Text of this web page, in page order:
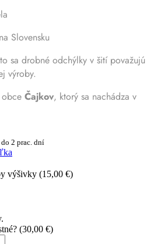
Slovensku
sa drobné odchýlky v šití považujú
výroby.
Čajkov, ktorý sa nachádza v
2 prac. dní
výšivky (15,00 €)
(30,00 €)